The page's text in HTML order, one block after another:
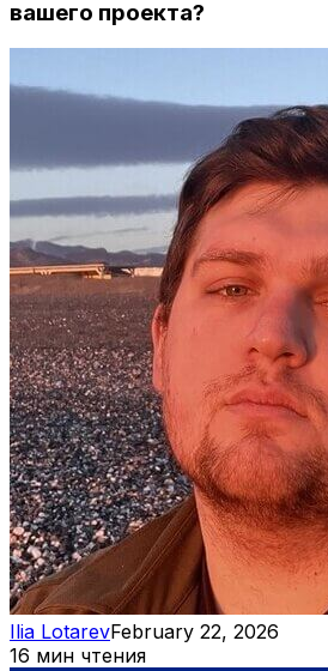
вашего проекта?
Ilia LotarevFebruary 22, 2026
16 мин чтения